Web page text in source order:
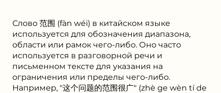
Слово 范围 (fàn wéi) в китайском языке
используется для обозначения диапазона,
области или рамок чего-либо. Оно часто
используется в разговорной речи и
письменном тексте для указания на
ограничения или пределы чего-либо.
Например, "这个问题的范围很广" (zhè ge wèn tí de